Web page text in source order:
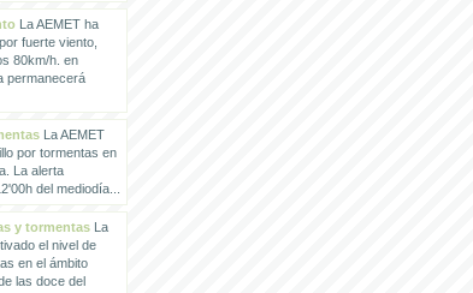
La AEMET ha
fuerte viento,
80km/h. en
permanecerá
La AEMET
por tormentas en
La alerta
del mediodía...
y tormentasLa
el nivel de
en el ámbito
las doce del